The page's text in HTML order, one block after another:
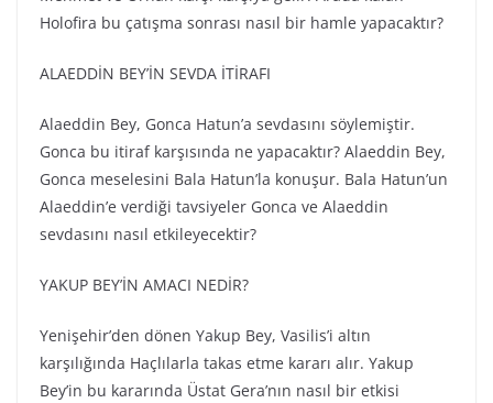
Holofira bu çatışma sonrası nasıl bir hamle yapacaktır?
ALAEDDİN BEY’İN SEVDA İTİRAFI
Alaeddin Bey, Gonca Hatun’a sevdasını söylemiştir.
Gonca bu itiraf karşısında ne yapacaktır? Alaeddin Bey,
Gonca meselesini Bala Hatun’la konuşur. Bala Hatun’un
Alaeddin’e verdiği tavsiyeler Gonca ve Alaeddin
sevdasını nasıl etkileyecektir?
YAKUP BEY’İN AMACI NEDİR?
Yenişehir’den dönen Yakup Bey, Vasilis’i altın
karşılığında Haçlılarla takas etme kararı alır. Yakup
Bey’in bu kararında Üstat Gera’nın nasıl bir etkisi